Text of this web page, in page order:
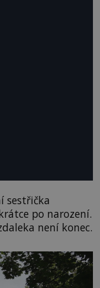
sestřička
po narození.
není konec.